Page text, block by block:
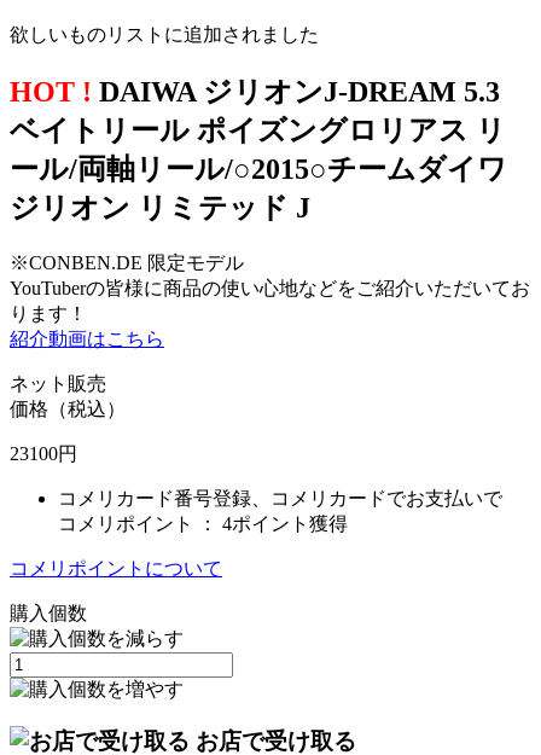
欲しいものリストに追加されました
HOT ! DAIWA ジリオンJ-DREAM 5.3
ベイトリール ポイズングロリアス リ
ール/両軸リール/○2015○チームダイワ
ジリオン リミテッド J
※CONBEN.DE 限定モデル
YouTuberの皆様に商品の使い心地などをご紹介いただいてお
ります！
紹介動画はこちら
ネット販売
価格（税込）
23100円
コメリカード番号登録、コメリカードでお支払いで
コメリポイント ： 4ポイント獲得
コメリポイントについて
購入個数
お店で受け取る